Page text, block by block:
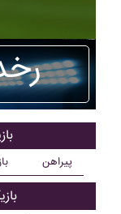
پیراهن